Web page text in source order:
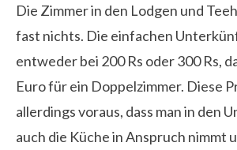
Die Zimmer in den Lodgen und
fast nichts. Die einfachen
entweder bei 200 Rs oder 300 Rs,
Euro für ein Doppelzimmer. Diese
allerdings voraus, dass man in den
auch die Küche in Anspruch nimmt